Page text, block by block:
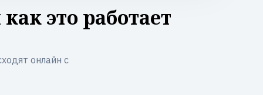
это работает
онлайн с